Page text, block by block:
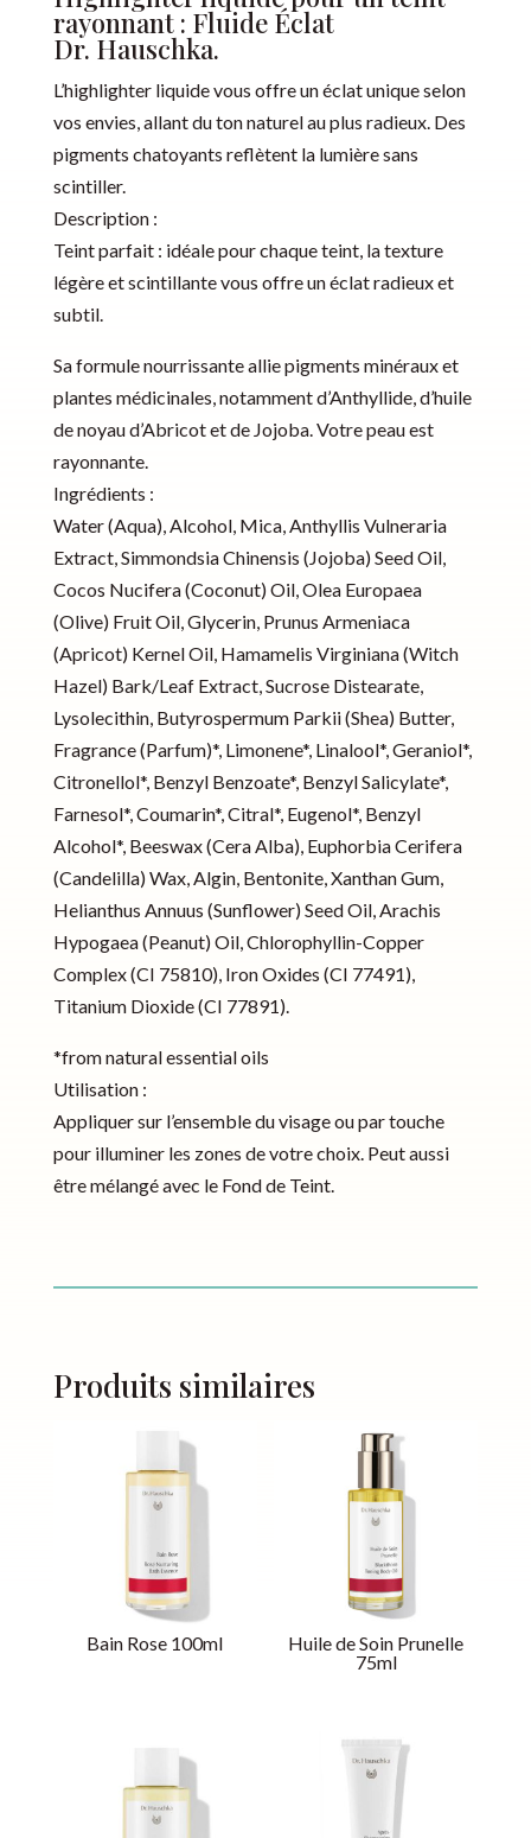
rayonnant : Fluide Éclat
Dr. Hauschka.
L’highlighter liquide vous offre un éclat unique selon
vos envies, allant du ton naturel au plus radieux. Des
pigments chatoyants reflètent la lumière sans
scintiller.
Description :
Teint parfait : idéale pour chaque teint, la texture
légère et scintillante vous offre un éclat radieux et
subtil.
Sa formule nourrissante allie pigments minéraux et
plantes médicinales, notamment d’Anthyllide, d’huile
de noyau d’Abricot et de Jojoba. Votre peau est
rayonnante.
Ingrédients :
Water (Aqua), Alcohol, Mica, Anthyllis Vulneraria
Extract, Simmondsia Chinensis (Jojoba) Seed Oil,
Cocos Nucifera (Coconut) Oil, Olea Europaea
(Olive) Fruit Oil, Glycerin, Prunus Armeniaca
(Apricot) Kernel Oil, Hamamelis Virginiana (Witch
Hazel) Bark/Leaf Extract, Sucrose Distearate,
Lysolecithin, Butyrospermum Parkii (Shea) Butter,
Fragrance (Parfum)*, Limonene*, Linalool*, Geraniol*,
Citronellol*, Benzyl Benzoate*, Benzyl Salicylate*,
Farnesol*, Coumarin*, Citral*, Eugenol*, Benzyl
Alcohol*, Beeswax (Cera Alba), Euphorbia Cerifera
(Candelilla) Wax, Algin, Bentonite, Xanthan Gum,
Helianthus Annuus (Sunflower) Seed Oil, Arachis
Hypogaea (Peanut) Oil, Chlorophyllin-Copper
Complex (CI 75810), Iron Oxides (CI 77491),
Titanium Dioxide (CI 77891).
*from natural essential oils
Utilisation :
Appliquer sur l’ensemble du visage ou par touche
pour illuminer les zones de votre choix. Peut aussi
être mélangé avec le Fond de Teint.
Produits similaires
Bain Rose 100ml
Huile de Soin Prunelle
75ml